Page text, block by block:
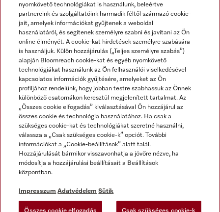
Impresszum
ÁSZF
Adatvédelem
Felhasználási feltételek
Akadálymentességi Nyilatkozat
Digitális Szolgáltatásokról szóló törvény
Miele a YouTube-on
Miele a Facebookon
Miele az Instagramon
nyomkövető technológiákat is használunk, beleértve
partnereink és szolgáltatóink harmadik féltől származó cookie-
jait, amelyek információkat gyűjtenek a weboldal
használatáról, és segítenek személyre szabni és javítani az Ön
online élményét. A cookie-kat hirdetések személyre szabására
is használjuk. Külön hozzájárulás („Teljes személyre szabás”)
alapján Bloomreach cookie-kat és egyéb nyomkövető
technológiákat használunk az Ön felhasználói viselkedésével
kapcsolatos információk gyűjtésére, amelyeket az Ön
profiljához rendelünk, hogy jobban testre szabhassuk az Önnek
különböző csatornákon keresztül megjelenített tartalmat. Az
„Összes cookie elfogadás” kiválasztásával Ön hozzájárul az
összes cookie és technológia használatához. Ha csak a
szükséges cookie-kat és technológiákat szeretné használni,
válassza a „Csak szükséges cookie-k” opciót. További
információkat a „Cookie-beállítások” alatt talál.
Hozzájárulását bármikor visszavonhatja a jövőre nézve, ha
módosítja a hozzájárulási beállításait a Beállítások
központban.
Impresszum Adatvédelem Sütik